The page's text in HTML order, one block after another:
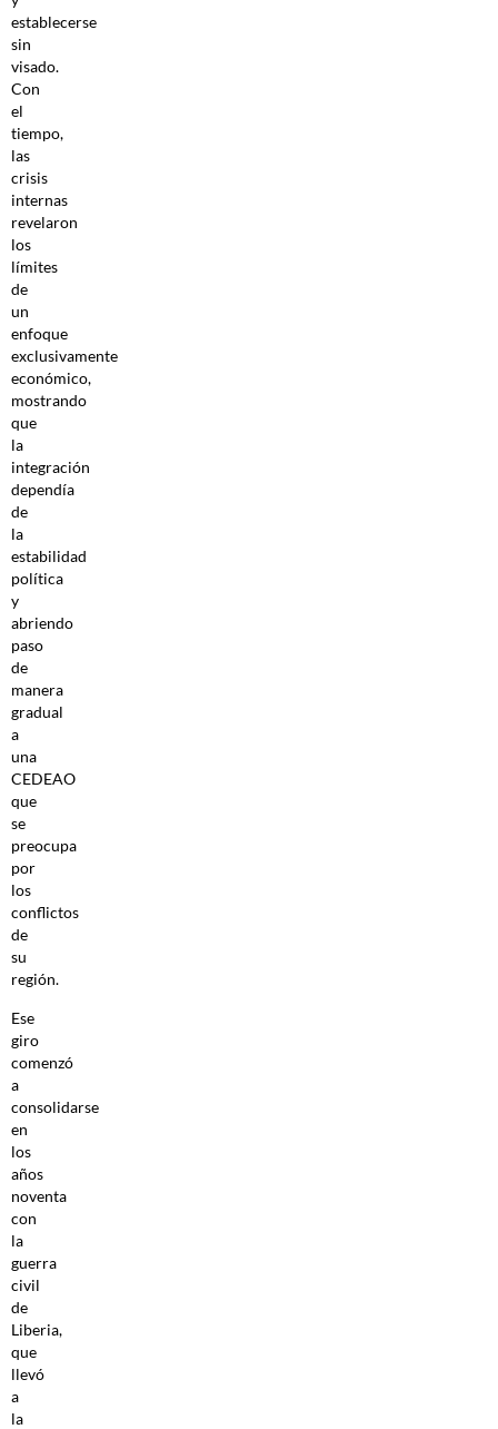
establecerse
sin
visado.
Con
el
tiempo,
las
crisis
internas
revelaron
los
límites
de
un
enfoque
exclusivamente
económico,
mostrando
que
la
integración
dependía
de
la
estabilidad
política
y
abriendo
paso
de
manera
gradual
a
una
CEDEAO
que
se
preocupa
por
los
conflictos
de
su
región.
Ese
giro
comenzó
a
consolidarse
en
los
años
noventa
con
la
guerra
civil
de
Liberia,
que
llevó
a
la